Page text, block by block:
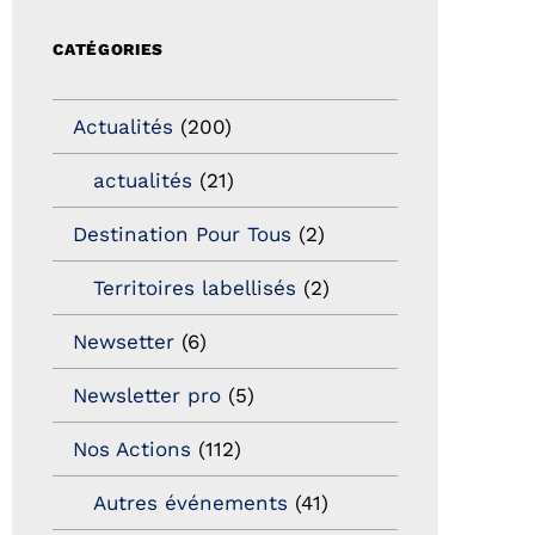
CATÉGORIES
Actualités (200)
actualités (21)
Destination Pour Tous (2)
Territoires labellisés (2)
Newsetter (6)
Newsletter pro (5)
Nos Actions (112)
Autres événements (41)